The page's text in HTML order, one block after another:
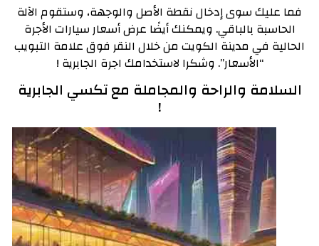
فما عليك سوى إدخال نقطة الأصل والوجهة، وستقوم الآلة
الحاسبة بالباقي. ويمكنك أيضًا عرض أسعار سيارات الأجرة
الحالية في مدينة الكويت من خلال النقر فوق علامة التبويب
“الأسعار”. وشكرا لاستخدامك اجرة الجابرية !
السلامة والراحة والمجاملة مع تكسي الجابرية
!